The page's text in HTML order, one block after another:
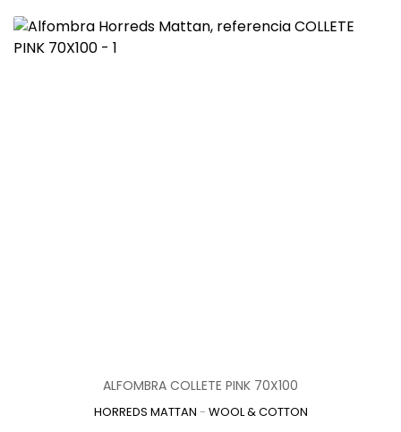
ALFOMBRA COLLETE PINK 70X100
HORREDS MATTAN - WOOL & COTTON